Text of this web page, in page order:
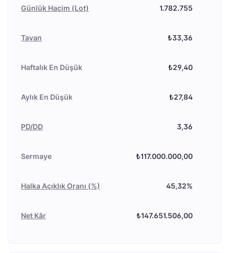
Günlük Hacim (Lot) 1.782.755
Tavan ₺33,36
Haftalık En Düşük ₺29,40
Aylık En Düşük ₺27,84
PD/DD 3,36
Sermaye ₺117.000.000,00
Halka Açıklık Oranı (%) 45,32%
Net Kâr ₺147.651.506,00